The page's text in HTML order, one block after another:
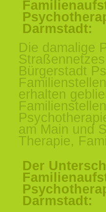
Darmstadt:
Die damalige
Bürgerstadt
erhalten
am Main und
Therapie,
Der
Darmstadt: